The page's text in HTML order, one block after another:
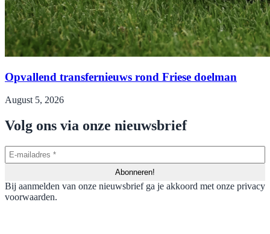
Opvallend transfernieuws rond Friese doelman
August 5, 2026
Volg ons via onze nieuwsbrief
Bij aanmelden van onze nieuwsbrief ga je akkoord met onze privacy
voorwaarden.